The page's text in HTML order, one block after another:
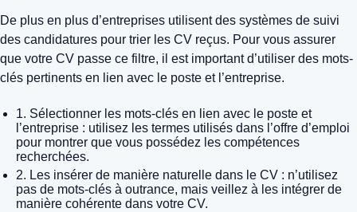
De plus en plus d’entreprises utilisent des systèmes de suivi
des candidatures pour trier les CV reçus. Pour vous assurer
que votre CV passe ce filtre, il est important d’utiliser des mots-
clés pertinents en lien avec le poste et l’entreprise.
1. Sélectionner les mots-clés en lien avec le poste et
l’entreprise : utilisez les termes utilisés dans l’offre d’emploi
pour montrer que vous possédez les compétences
recherchées.
2. Les insérer de manière naturelle dans le CV : n’utilisez
pas de mots-clés à outrance, mais veillez à les intégrer de
manière cohérente dans votre CV.